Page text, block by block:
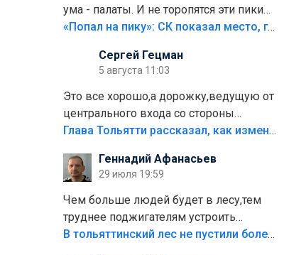
ума - палаты. И не торопятся эти пики
срезать
«Попал на пику»: СК показал место, где был смертельно травмирован ребенок в Тольятти
Сергей Гецман
5 августа 11:03
Это все хорошо,а дорожку,ведущую от
центрального входа со стороны
кафе"Мираж" к аттракционам слабо
плитки не хватило,т.к.осенью и зимой
лежала в парке и испортилась.Да
еще,видимо,часть украли.
Глава Тольятти рассказал, как изменится парк Центрального района
Геннадий Афанасьев
29 июля 19:59
Чем больше людей будет в лесу,тем
труднее поджигателям устроить
пожар.Тех кто разводит костры,тех
В тольяттинский лес не пустили более тысячи автомобилей